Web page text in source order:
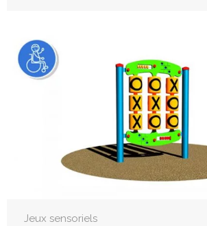
Jeux sensoriels